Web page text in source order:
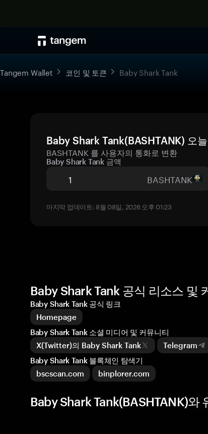
Tangem Wallet 코인 및 토큰 Baby Shark Tank
Baby Shark Tank(BASHTANK) 오
BASHTANK 를 사용자의 통화로 변환
Baby Shark Tank 금액
BASHTANK
마지막 업데이트: 8월 08일, 2026 오후 01:23
Baby Shark Tank 공식 리소스 및
Baby Shark Tank 공식 링크
Homepage
Baby Shark Tank 소셜 미디어 및 커뮤니티
X(Twitter)의 Baby Shark Tank
Telegram
Baby Shark Tank 블록체인 탐색기
bscscan.com
binplorer.com
Baby Shark Tank(BASHTANK)와